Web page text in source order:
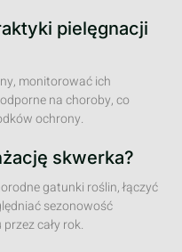
pielęgnacji
monitorować ich
na choroby, co
ochrony.
skwerka?
gatunki roślin, łączyć
sezonowość
cały rok.